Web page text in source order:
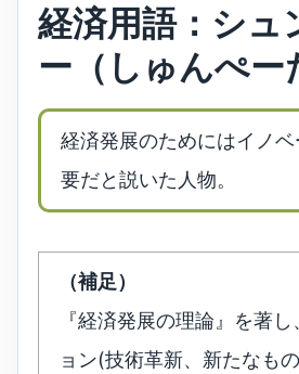
経済用語：シュ
ー（しゅんぺー
経済発展のためにはイノ
要だと説いた人物。
（補足）
『経済発展の理論』を著
ョン(技術革新、新たなも